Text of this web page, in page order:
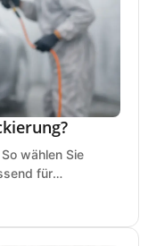
wählen Sie
für